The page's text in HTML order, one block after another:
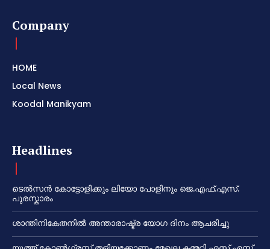
Company
HOME
Local News
Koodal Manikyam
Headlines
ടെൽസൻ കോട്ടോളിക്കും ലിയോ പോളിനും ജെ.എഫ്.എസ്.
പുരസ്കാരം
ശാന്തിനികേതനിൽ അന്താരാഷ്ട്ര യോഗ ദിനം ആചരിച്ചു